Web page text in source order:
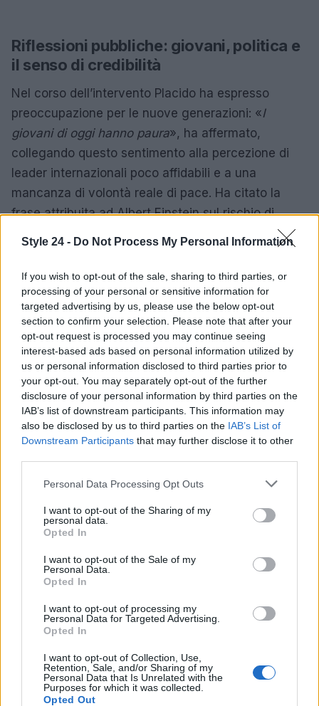
Style 24 - Do Not Process My Personal Information
If you wish to opt-out of the sale, sharing to third parties, or
processing of your personal or sensitive information for
targeted advertising by us, please use the below opt-out
section to confirm your selection. Please note that after your
opt-out request is processed you may continue seeing
interest-based ads based on personal information utilized by
us or personal information disclosed to third parties prior to
your opt-out. You may separately opt-out of the further
disclosure of your personal information by third parties on the
IAB’s list of downstream participants. This information may
also be disclosed by us to third parties on the IAB’s List of
Downstream Participants that may further disclose it to other
Please note that this website/app uses one or more Google
not limited to your visit or usage behaviour. You may click to
grant or deny consent to Google and its third-party tags to
use your data for below specified purposes in below Google
consent section.
Personal Data Processing Opt Outs
I want to opt-out of the Sharing of my
personal data.
Opted In
I want to opt-out of the Sale of my
Personal Data.
Opted In
I want to opt-out of processing my
Personal Data for Targeted Advertising.
Opted In
I want to opt-out of Collection, Use,
Retention, Sale, and/or Sharing of my
Personal Data that Is Unrelated with the
Purposes for which it was collected.
Opted Out
Riflessioni pubbliche: giovani, politica e
il senso di credibilità
Nel corso dell’intervento Placido ha espresso
preoccupazione per le nuove generazioni: «I
giovani di oggi hanno paura», ha affermato,
collegando questo sentimento alla percezione di
leader internazionali poco affidabili e a una
mancanza di volontà reale di pace. Ha citato la
frase attribuita ad Albert Einstein sul rischio di
distruzione per evocare la gravità delle tensioni
distanza tra valori annunciati e comportamenti
concreti.
Infine, richiamando le parole pronunciate da
Rosario Livatino prima di morire — «
Alla fine della
vita non ci sarà chiesto se siamo stati credenti, ma
se siamo stati credibili» — Placido si è interrogato
sulla qualità della classe politica: quanta credibilità
rimane in chi esercita ruoli pubblici nello Stato e in
Parlamento? Questo interrogativo ha chiuso la sua
presentazione, collegando la dimensione artistica a
una questione morale e civile.
Camilla Fiore
Camilla Fiore, da Verona, annotò la prima
Fiera della Cosmesi: quell’articolo cambiò la
linea editoriale dedicata alla prova prodotto.
in redazione la precisione di chi colleziona
vecchi campionari.